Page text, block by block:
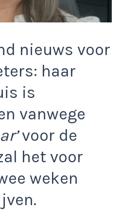
nieuws voor
haar
is
vanwege
voor de
het voor
weken